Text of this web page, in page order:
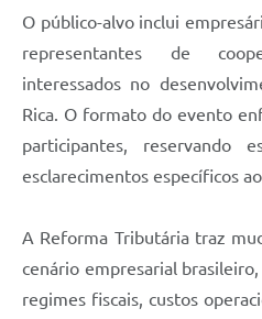
O público-alvo inclui
representantes de
interessados no
Rica. O formato do evento
participantes, reservando
esclarecimentos específicos
A Reforma Tributária traz
cenário empresarial
regimes fiscais, custos